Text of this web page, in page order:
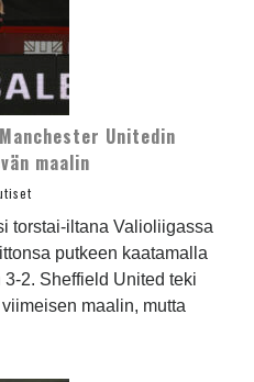
Unitedin
maalin
torstai-iltana Valioliigassa
putkeen kaatamalla
2. Sheffield United teki
maalin, mutta